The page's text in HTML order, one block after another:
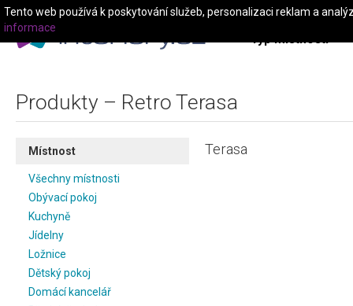
Typ místnosti
Produkty – Retro Terasa
Místnost
Všechny místnosti
Obývací pokoj
Kuchyně
Jídelny
Ložnice
Dětský pokoj
Domácí kancelář
Terasa
Tento web používá k poskytování služeb, personalizaci reklam a
informace